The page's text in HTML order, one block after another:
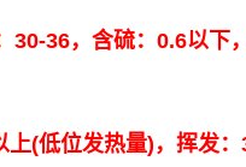
30-36，含硫：0.6以下
上(低位发热量)，挥发